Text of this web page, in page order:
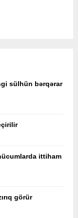
sülhün bərqərar
ittiham
görür